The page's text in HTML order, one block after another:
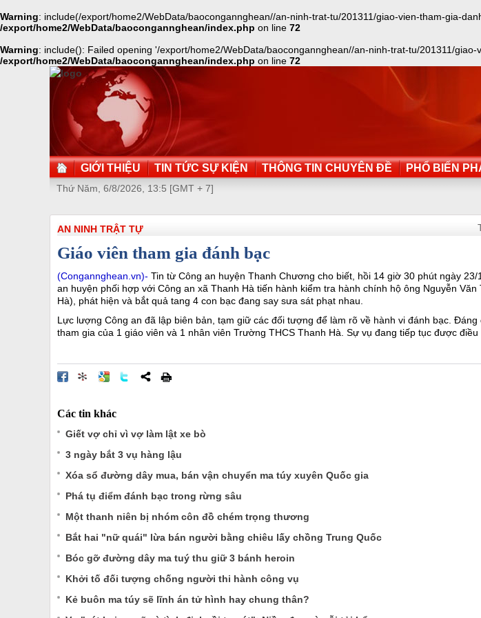
Warning: include(/export/home2/WebData/baocongannghean//an-ninh-trat-tu/201311/giao-vien-tham-gia-
/export/home2/WebData/baocongannghean/index.php on line 72
Warning: include(): Failed opening '/export/home2/WebData/baocongannghean//an-ninh-trat-tu/201311/
/export/home2/WebData/baocongannghean/index.php on line 72
GIỚI THIỆU TIN TỨC SỰ KIỆN THÔNG TIN CHUYÊN ĐỀ PHỔ BIẾN
Thứ Năm, 6/8/2026, 13:5 [GMT + 7]
AN NINH TRẬT TỰ
Giáo viên tham gia đánh bạc
(Congannghean.vn)- Tin từ Công an huyện Thanh Chương cho biết, hồi 14 giờ 30 phút ngày
an huyện phối hợp với Công an xã Thanh Hà tiến hành kiểm tra hành chính hộ ông Nguyễn
Hà), phát hiện và bắt quả tang 4 con bạc đang say sưa sát phạt nhau.
Lực lượng Công an đã lập biên bản, tạm giữ các đối tượng để làm rõ về hành vi đánh bạc.
tham gia của 1 giáo viên và 1 nhân viên Trường THCS Thanh Hà. Sự vụ đang tiếp tục được điều
Các tin khác
Giết vợ chỉ vì vợ làm lật xe bò
3 ngày bắt 3 vụ hàng lậu
Xóa sổ đường dây mua, bán vận chuyển ma túy xuyên Quốc gia
Phá tụ điểm đánh bạc trong rừng sâu
Một thanh niên bị nhóm côn đồ chém trọng thương
Bắt hai "nữ quái" lừa bán người bằng chiêu lấy chồng Trung Quốc
Bóc gỡ đường dây ma tuý thu giữ 3 bánh heroin
Khởi tố đối tượng chống người thi hành công vụ
Kẻ buôn ma túy sẽ lĩnh án tử hình hay chung thân?